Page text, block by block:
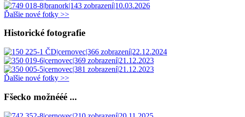
Ďalšie nové fotky >>
Historické fotografie
Ďalšie nové fotky >>
Fšecko možnééé ...